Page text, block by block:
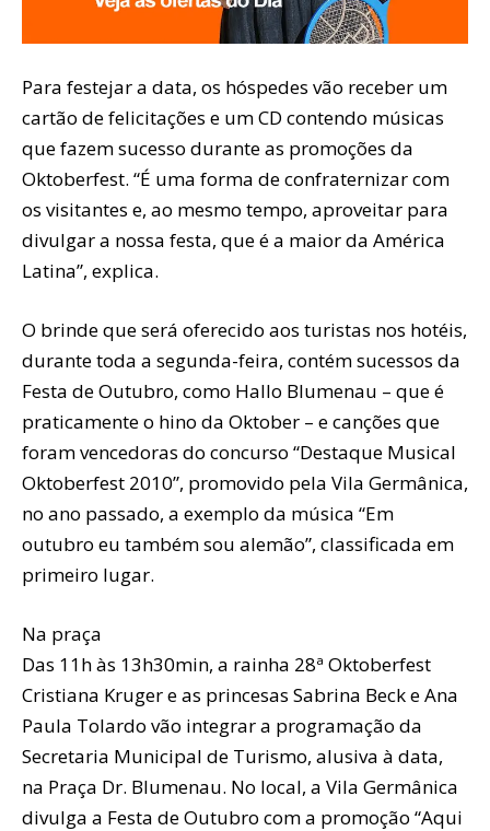
Para festejar a data, os hóspedes vão receber um
cartão de felicitações e um CD contendo músicas
que fazem sucesso durante as promoções da
Oktoberfest. “É uma forma de confraternizar com
os visitantes e, ao mesmo tempo, aproveitar para
divulgar a nossa festa, que é a maior da América
Latina”, explica.
O brinde que será oferecido aos turistas nos hotéis,
durante toda a segunda-feira, contém sucessos da
Festa de Outubro, como Hallo Blumenau – que é
praticamente o hino da Oktober – e canções que
foram vencedoras do concurso “Destaque Musical
Oktoberfest 2010”, promovido pela Vila Germânica,
no ano passado, a exemplo da música “Em
outubro eu também sou alemão”, classificada em
primeiro lugar.
Na praça
Das 11h às 13h30min, a rainha 28ª Oktoberfest
Cristiana Kruger e as princesas Sabrina Beck e Ana
Paula Tolardo vão integrar a programação da
Secretaria Municipal de Turismo, alusiva à data,
na Praça Dr. Blumenau. No local, a Vila Germânica
divulga a Festa de Outubro com a promoção “Aqui